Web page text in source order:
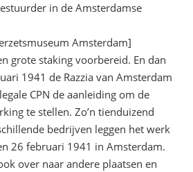
in de Amsterdamse
Amsterdam]
grote staking voorbereid. En dan
1941 de Razzia van Amsterdam
CPN de aanleiding om de
te stellen. Zo’n tienduizend
bedrijven leggen het werk
26 februari 1941 in Amsterdam.
over naar andere plaatsen en